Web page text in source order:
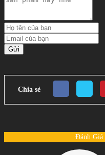
Gửi
Chia sẻ
Đánh Giá